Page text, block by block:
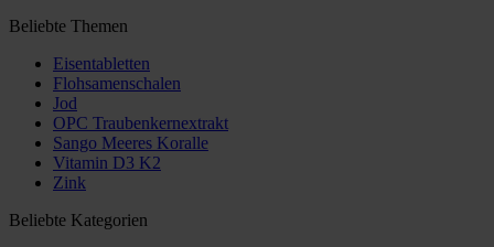
Beliebte Themen
Eisentabletten
Flohsamenschalen
Jod
OPC Traubenkernextrakt
Sango Meeres Koralle
Vitamin D3 K2
Zink
Beliebte Kategorien